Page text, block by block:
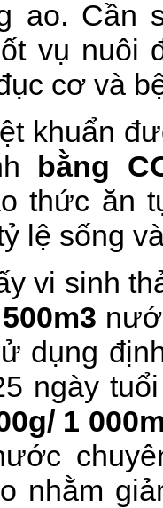
ao. Cần
vụ nuôi
đục cơ
khuẩn
bằng
thức ăn
lệ sống
vi sinh
dụng
ngày
1
nhằm